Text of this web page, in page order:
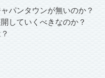
パンタウンが無いのか？
していくべきなのか？